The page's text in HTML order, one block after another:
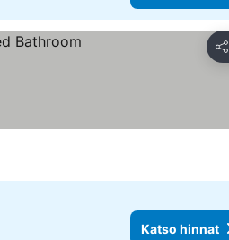
Jaa
Katso hinnat